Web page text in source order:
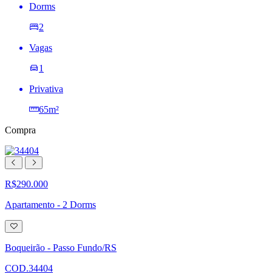
Dorms
2
Vagas
1
Privativa
65m²
Compra
R$290.000
Apartamento - 2 Dorms
Adicionar
à
lista
de
Boqueirão - Passo Fundo/RS
COD.34404